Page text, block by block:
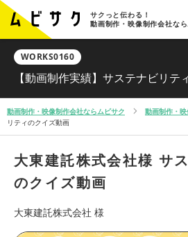
サクっと伝わる！
動画制作・映像制作会社な
WORKS0160
【動画制作実績】サステナビリテ
動画制作・映像制作会社ならムビサク 動画制作・
リティのクイズ動画
大東建託株式会社様 サ
のクイズ動画
大東建託株式会社 様